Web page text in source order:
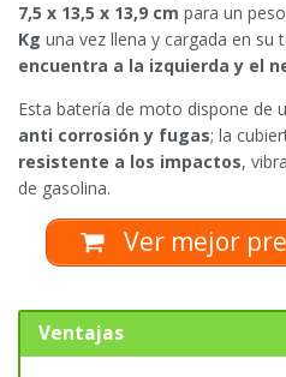
7,5 x 13,5 x 13,9 cm para un
Kg una vez llena y cargada en su
encuentra a la izquierda y el
Esta batería de moto dispone de
anti corrosión y fugas; la
resistente a los impactos,
de gasolina.
Ver mejor
Ventajas